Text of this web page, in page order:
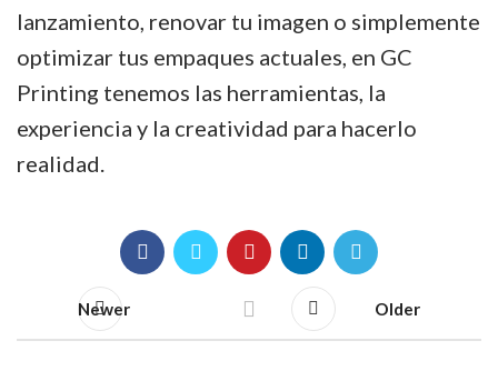
lanzamiento, renovar tu imagen o simplemente
optimizar tus empaques actuales, en GC
Printing tenemos las herramientas, la
experiencia y la creatividad para hacerlo
realidad.
Newer Older